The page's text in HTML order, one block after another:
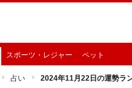
スポーツ・レジャー ペット
占い 2024年11月22日の運勢ラ